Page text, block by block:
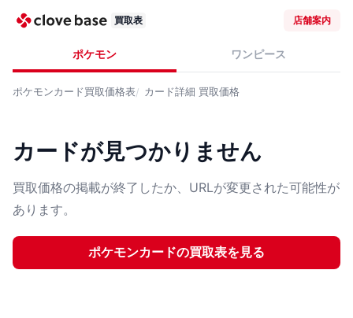
買取表 店舗案内
ポケモン ワンピース
ポケモンカード買取価格表 カード詳細 買取価格
カードが見つかりません
買取価格の掲載が終了したか、URLが変更された可能性が
あります。
ポケモンカードの買取表を見る